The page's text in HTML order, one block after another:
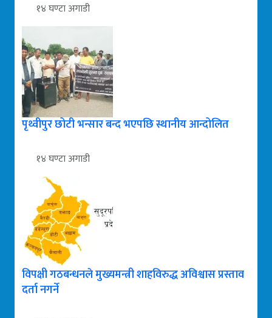
१४ घण्टा अगाडी
पृथ्वीपुर छोटी भन्सार बन्द भएपछि स्थानीय आन्दोलित
१४ घण्टा अगाडी
विपक्षी गठबन्धनले मुख्यमन्त्री शाहविरुद्ध अविश्वास प्रस्ताव
दर्ता नगर्ने